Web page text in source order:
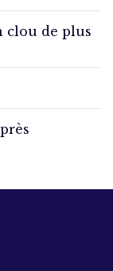
clou de plus